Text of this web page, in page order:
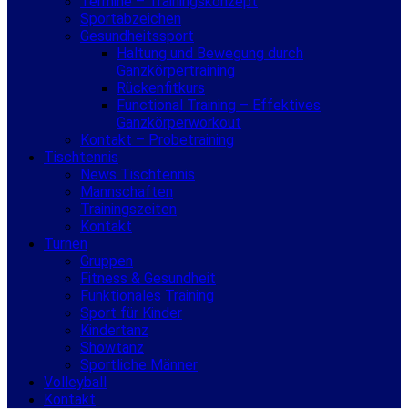
Sportabzeichen
Gesundheitssport
Haltung und Bewegung durch
Ganzkörpertraining
Rückenfitkurs
Functional Training – Effektives
Ganzkörperworkout
Kontakt – Probetraining
Tischtennis
News Tischtennis
Mannschaften
Trainingszeiten
Kontakt
Turnen
Gruppen
Fitness & Gesundheit
Funktionales Training
Sport für Kinder
Kindertanz
Showtanz
Sportliche Männer
Volleyball
Kontakt